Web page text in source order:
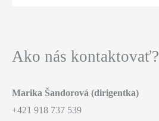
Ako nás kontaktovať?
Marika Šandorová (dirigentka)
+421 918 737 539